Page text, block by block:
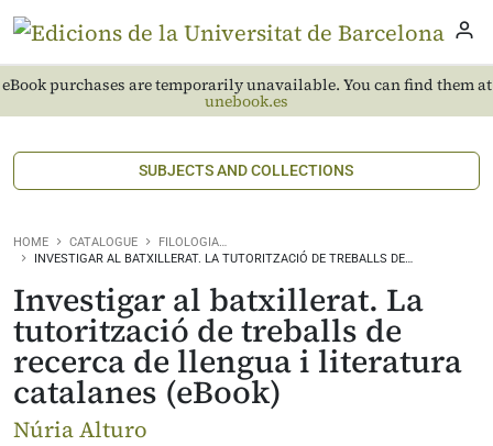
eBook purchases are temporarily unavailable. You can find them at
unebook.es
SUBJECTS AND COLLECTIONS
HOME CATALOGUE
FILOLOGIA…
INVESTIGAR AL BATXILLERAT. LA TUTORITZACIÓ DE TREBALLS DE…
Investigar al batxillerat. La
tutorització de treballs de
recerca de llengua i literatura
catalanes (eBook)
Núria Alturo